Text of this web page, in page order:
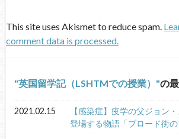
This site uses Akismet to reduce spam.
comment data is processed.
英国留学記（LSHTMでの授業） の
2021.02.15
【感染症】疫学の父ジョン
登場する物語「ブロード街